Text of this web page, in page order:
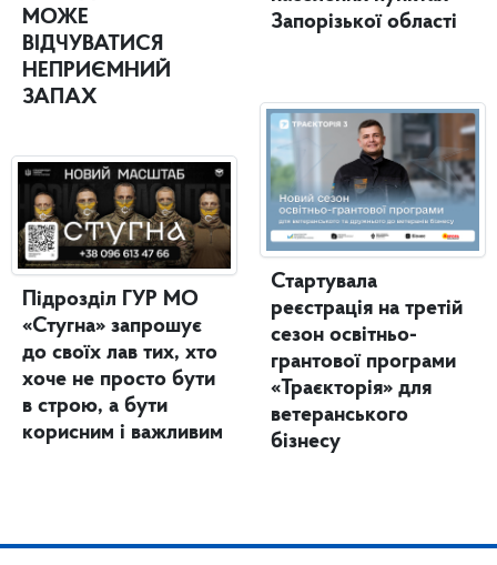
МОЖЕ
ВІДЧУВАТИСЯ
НЕПРИЄМНИЙ
ЗАПАХ
Підрозділ ГУР МО
«Стугна» запрошує
до своїх лав тих, хто
хоче не просто бути
в строю, а бути
корисним і важливим
Запорізької області
Стартувала
реєстрація на третій
сезон освітньо-
грантової програми
«Траєкторія» для
ветеранського
бізнесу